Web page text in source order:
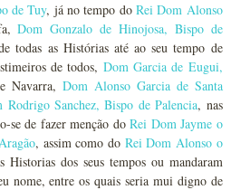
de Tuy, já no tempo do Rei Dom Alonso
Dom Gonzalo de Hinojosa, Bispo de
todas as Histórias até ao seu tempo de
de todos, Dom Garcia de Eugui,
Navarra, Dom Alonso Garcia de Santa
Rodrigo Sanchez, Bispo de Palencia, nas
se de fazer menção doRei Dom Jayme o
, assim como do Rei Dom Alonso o
Historias dos seus tempos ou mandaram
nome, entre os quais seria mui digno de